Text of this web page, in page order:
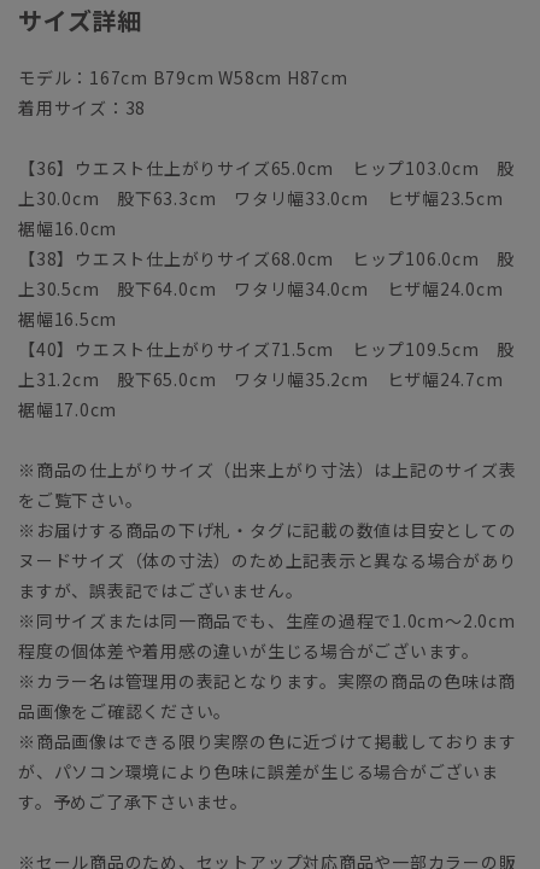
サイズ詳細
モデル：167cm B79cm W58cm H87cm
着用サイズ：38
【36】ウエスト仕上がりサイズ65.0cm ヒップ103.0cm 股
上30.0cm 股下63.3cm ワタリ幅33.0cm ヒザ幅23.5cm
裾幅16.0cm
【38】ウエスト仕上がりサイズ68.0cm ヒップ106.0cm 股
上30.5cm 股下64.0cm ワタリ幅34.0cm ヒザ幅24.0cm
裾幅16.5cm
【40】ウエスト仕上がりサイズ71.5cm ヒップ109.5cm 股
上31.2cm 股下65.0cm ワタリ幅35.2cm ヒザ幅24.7cm
裾幅17.0cm
※商品の仕上がりサイズ（出来上がり寸法）は上記のサイズ表
をご覧下さい。
※お届けする商品の下げ札・タグに記載の数値は目安としての
ヌードサイズ（体の寸法）のため上記表示と異なる場合があり
ますが、誤表記ではございません。
※同サイズまたは同一商品でも、生産の過程で1.0cm～2.0cm
程度の個体差や着用感の違いが生じる場合がございます。
※カラー名は管理用の表記となります。実際の商品の色味は商
品画像をご確認ください。
※商品画像はできる限り実際の色に近づけて掲載しております
が、パソコン環境により色味に誤差が生じる場合がございま
す。予めご了承下さいませ。
※セール商品のため、セットアップ対応商品や一部カラーの販